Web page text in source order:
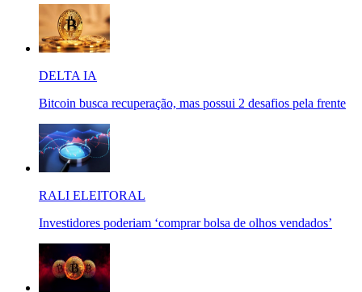
DELTA IA
Bitcoin busca recuperação, mas possui 2 desafios pela frente
RALI ELEITORAL
Investidores poderiam ‘comprar bolsa de olhos vendados’